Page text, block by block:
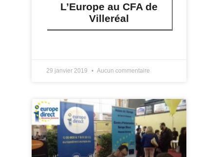
L’Europe au CFA de
Villeréal
29 janvier 2019 Aucun commentaire